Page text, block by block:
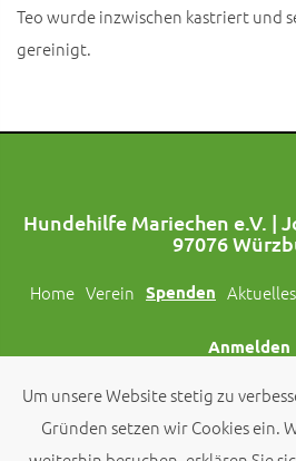
Teo wurde inzwischen kastriert und
gereinigt.
Hundehilfe Mariechen e.V. |
97076
Home Verein Spenden Aktuelles
Anmelden
Folgt uns auch auf
Um unsere Website stetig zu
Gründen setzen wir Cookies ein.